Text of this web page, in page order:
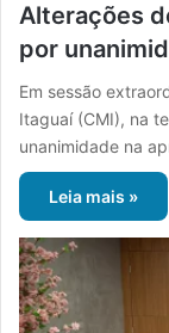
Alterações
por
Em sessão
Itaguaí (CMI), na
unanimidade na
Leia mais »